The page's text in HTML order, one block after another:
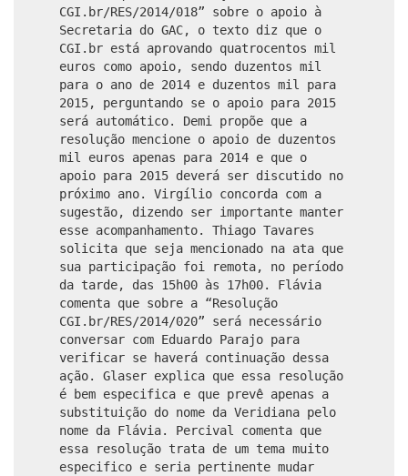
CGI.br/RES/2014/018” sobre o apoio à
Secretaria do GAC, o texto diz que o
CGI.br está aprovando quatrocentos mil
euros como apoio, sendo duzentos mil
para o ano de 2014 e duzentos mil para
2015, perguntando se o apoio para 2015
será automático. Demi propõe que a
resolução mencione o apoio de duzentos
mil euros apenas para 2014 e que o
apoio para 2015 deverá ser discutido no
próximo ano. Virgílio concorda com a
sugestão, dizendo ser importante manter
esse acompanhamento. Thiago Tavares
solicita que seja mencionado na ata que
sua participação foi remota, no período
da tarde, das 15h00 às 17h00. Flávia
comenta que sobre a “Resolução
CGI.br/RES/2014/020” será necessário
conversar com Eduardo Parajo para
verificar se haverá continuação dessa
ação. Glaser explica que essa resolução
é bem especifica e que prevê apenas a
substituição do nome da Veridiana pelo
nome da Flávia. Percival comenta que
essa resolução trata de um tema muito
especifico e seria pertinente mudar